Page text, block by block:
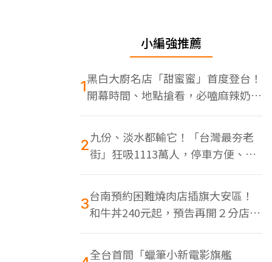
小編強推薦
1黑白大廚名店「甜蜜蜜」首度登台！
開幕時間、地點搶看，必嗑麻辣奶油
蝦
2九份、淡水都輸它！「台灣最夯老
街」狂吸1113萬人，停車方便、特
色美食多
3台南預約困難燒肉店插旗大安區！
和牛丼240元起，預告再開２分店、
地點曝光
全台首間「蠟筆小新電影旗艦